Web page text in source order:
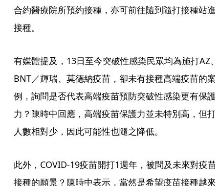
合約醫療院所預約接種，亦可前往隨到隨打接種站進
接種。
有媒體提及，13日至今突破性感染民眾均為施打AZ、
BNT／輝瑞、莫德納疫苗，卻未有接種高端疫苗的案
例，詢問是否代表高端疫苗預防突破性感染更有保護
力？陳時中回應，高端疫苗保護力並未特別高，但打
人數相對少，因此可能性也隨之降低。
此外，COVID-19疫苗開打1週年，被問及未來對疫苗
接種的願景？陳時中表示，當然是希望疫苗接種越來